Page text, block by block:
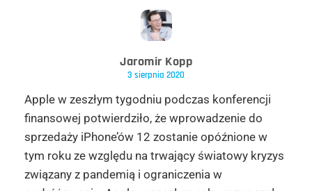
Jaromir Kopp
3 sierpnia 2020
Apple w zeszłym tygodniu podczas konferencji
finansowej potwierdziło, że wprowadzenie do
sprzedaży iPhone’ów 12 zostanie opóźnione w
tym roku ze względu na trwający światowy kryzys
związany z pandemią i ograniczenia w